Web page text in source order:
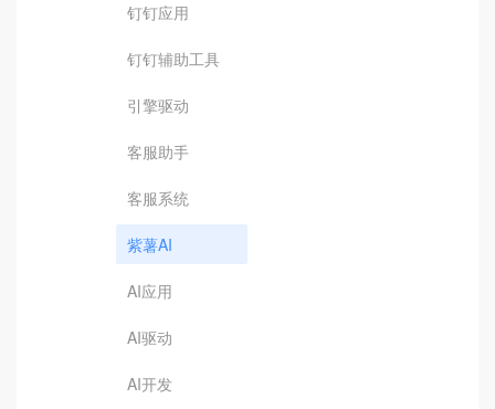
钉钉应用
钉钉辅助工具
引擎驱动
客服助手
客服系统
紫薯AI
AI应用
AI驱动
AI开发